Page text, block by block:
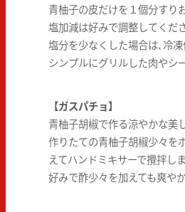
青柚子の皮だけを１個分すり
塩加減は好みで調整してくだ
塩分を少なくした場合は､冷
シンプルにグリルした肉やシ
【ガスパチョ】
青柚子胡椒で作る涼やかな美
作りたての青柚子胡椒少々を
えてハンドミキサーで攪拌し
好みで酢少々を加えても爽や